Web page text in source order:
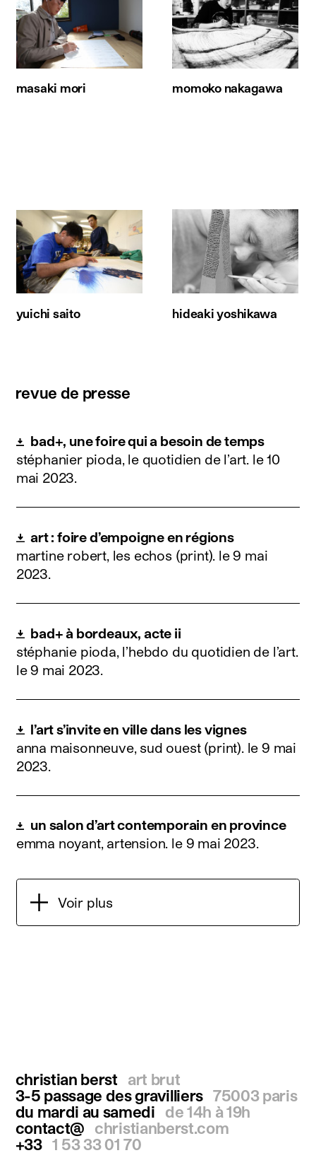
masaki mori momoko nakagawa
yuichi saito hideaki yoshikawa
revue de presse
bad+, une foire qui a besoin de temps
stéphanier pioda, le quotidien de l’art. le 10
mai 2023.
art : foire d’empoigne en régions
martine robert, les echos (print). le 9 mai
2023.
bad+ à bordeaux, acte ii
stéphanie pioda, l’hebdo du quotidien de l’art.
le 9 mai 2023.
l’art s’invite en ville dans les vignes
anna maisonneuve, sud ouest (print). le 9 mai
2023
un salon d’art contemporain en province
emma noyant, artension. le 9 mai 2023.
Voir plus
christian berst
art brut
3-5 passage des gravilliers 75003 paris
du mardi au samedi
de 14h à 19h
contact@
christianberst.com
+33 1 53 33 01 70